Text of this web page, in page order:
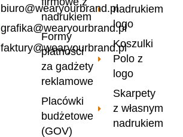
nadrukiem
logo
Koszulki
Polo z
logo
Skarpety
z własnym
nadrukiem
nadrukiem
Formy
płatności
za gadżety
reklamowe
Placówki
budżetowe
(GOV)
biuro@wearyourbrand.pl
grafika@wearyourbrand.pl
faktury@wearyourbrand.pl